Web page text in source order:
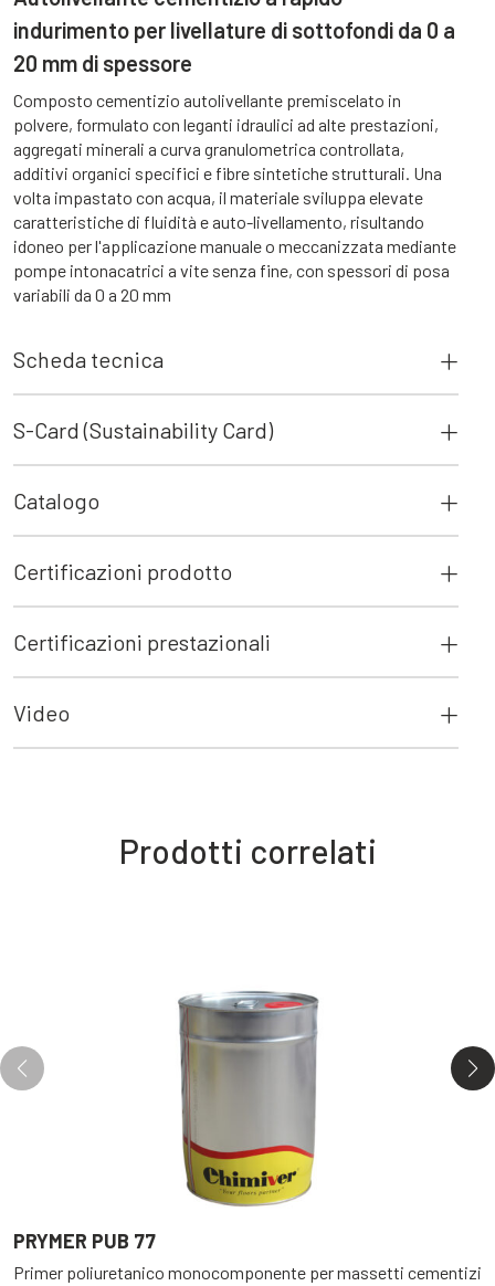
indurimento per livellature di sottofondi da 0 a
20 mm di spessore
Composto cementizio autolivellante premiscelato in
polvere, formulato con leganti idraulici ad alte prestazioni,
aggregati minerali a curva granulometrica controllata,
additivi organici specifici e fibre sintetiche strutturali. Una
volta impastato con acqua, il materiale sviluppa elevate
caratteristiche di fluidità e auto-livellamento, risultando
idoneo per l'applicazione manuale o meccanizzata mediante
pompe intonacatrici a vite senza fine, con spessori di posa
variabili da 0 a 20 mm
Scheda tecnica
S-Card (Sustainability Card)
Catalogo
Certificazioni prodotto
Certificazioni prestazionali
Video
Prodotti correlati
PRYMER PUB 77
Primer poliuretanico monocomponente per massetti cementizi